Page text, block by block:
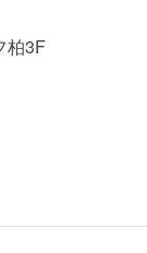
柏3F